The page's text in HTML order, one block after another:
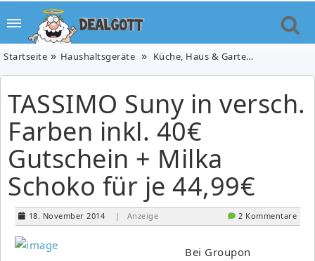
Startseite Haushaltsgeräte Küche, Haus & Garten
TASSIMO Suny in versch.
Farben inkl. 40€
Gutschein + Milka
Schoko für je 44,99€
18. November 2014 | Anzeige 2 Kommentare
Bei Groupon